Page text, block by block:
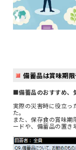
備蓄品は賞味期限
■備蓄品のおすすめ、
実際の災害時に役立っ
た。
また、保存食の賞味期
ードや、備蓄品の置き